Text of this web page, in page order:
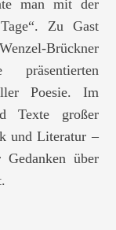
man mit der
Zu Gast
Brückner
Poesie. Im
Texte großer
und Literatur –
über